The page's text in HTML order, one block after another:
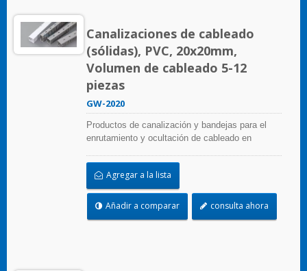
Canalizaciones de cableado
(sólidas), PVC, 20x20mm,
Volumen de cableado 5-12
piezas
GW-2020
Productos de canalización y bandejas para el
enrutamiento y ocultación de cableado en
numerosas configuraciones, materiales, tamaños
y colores para adaptarse a cualquier aplicación.
Seleccione entre una amplia gama de accesorios
y herramientas para una fácil instalación.
Agregar a la lista
Añadir a comparar consulta ahora